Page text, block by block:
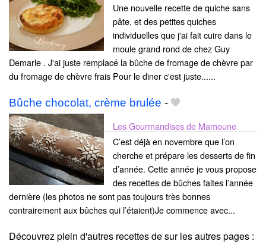
Une nouvelle recette de quiche sans
pâte, et des petites quiches
individuelles que j'ai fait cuire dans le
moule grand rond de chez Guy
Demarle . J'ai juste remplacé la bûche de fromage de chèvre par
du fromage de chèvre frais Pour le diner c'est juste......
Bûche chocolat, crème brulée -
Les Gourmandises de Mamoune
C’est déjà en novembre que l’on
cherche et prépare les desserts de fin
d’année. Cette année je vous propose
des recettes de bûches faites l’année
dernière (les photos ne sont pas toujours très bonnes
contrairement aux bûches qui l’étaient)Je commence avec...
Découvrez plein d'autres recettes desur les autres pages :